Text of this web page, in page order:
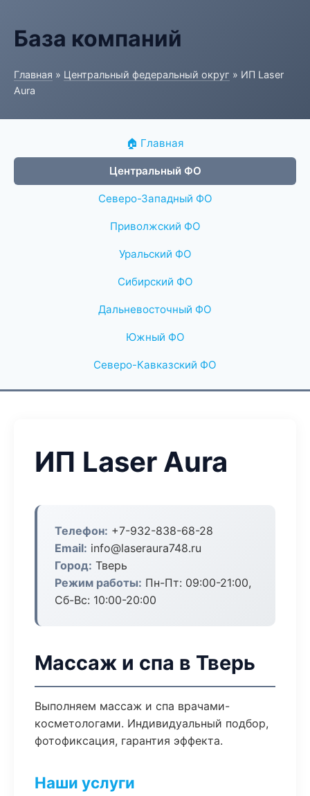
База компаний
Главная » Центральный федеральный округ » ИП Laser
Aura
🏠 Главная
Центральный ФО
Северо-Западный ФО
Приволжский ФО
Уральский ФО
Сибирский ФО
Дальневосточный ФО
Южный ФО
Северо-Кавказский ФО
ИП Laser Aura
Телефон: +7-932-838-68-28
Email: info@laseraura748.ru
Город: Тверь
Режим работы: Пн-Пт: 09:00-21:00,
Сб-Вс: 10:00-20:00
Массаж и спа в Тверь
Выполняем массаж и спа врачами-
косметологами. Индивидуальный подбор,
фотофиксация, гарантия эффекта.
Наши услуги